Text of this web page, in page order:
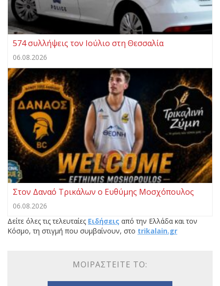
574 συλλήψεις τον Ιούλιο στη Θεσσαλία
06.08.2026
Στον Δαναό Τρικάλων ο Ευθύμης Μοσχόπουλος
06.08.2026
Δείτε όλες τις τελευταίες Ειδήσεις από την Ελλάδα και τον
Κόσμο, τη στιγμή που συμβαίνουν, στο trikalain.gr
ΜΟΙΡΑΣΤΕΊΤΕ ΤΟ: